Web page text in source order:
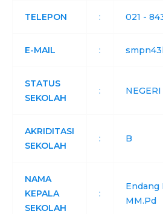
TELEPON : 021 -
E-MAIL :
STATUS
SEKOLAH
: NEGERI
AKRIDITASI
SEKOLAH
: B
NAMA
KEPALA
SEKOLAH
:
Endang
MM.Pd